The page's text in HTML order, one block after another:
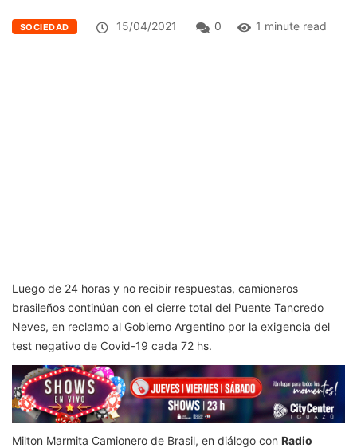
SOCIEDAD 15/04/2021 0 1 minute read
Luego de 24 horas y no recibir respuestas, camioneros
brasileños continúan con el cierre total del Puente Tancredo
Neves, en reclamo al Gobierno Argentino por la exigencia del
test negativo de Covid-19 cada 72 hs.
Milton Marmita Camionero de Brasil, en diálogo con Radio